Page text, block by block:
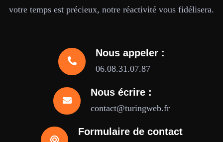
votre temps est précieux, notre réactivité vous fidélisera.
Nous appeler :
06.08.31.07.87
Nous écrire :
contact@turingweb.fr
Formulaire de contact